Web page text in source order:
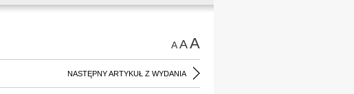
AAA
NASTĘPNY ARTYKUŁ Z WYDANIA